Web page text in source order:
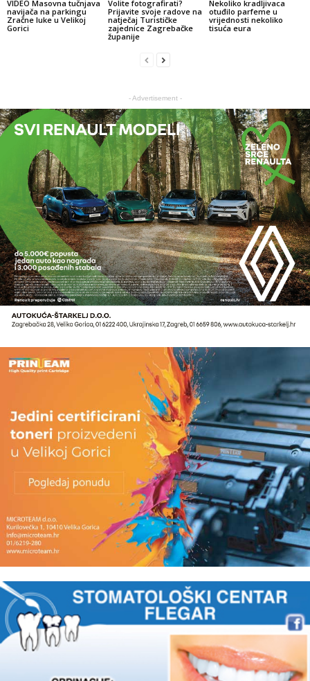
VIDEO Masovna tučnjava
navijača na parkingu
Zračne luke u Velikoj
Gorici
Volite fotografirati?
Prijavite svoje radove na
natječaj Turističke
zajednice Zagrebačke
županije
Nekoliko kradljivaca
otuđilo parfeme u
vrijednosti nekoliko
tisuća eura
- Advertisement -